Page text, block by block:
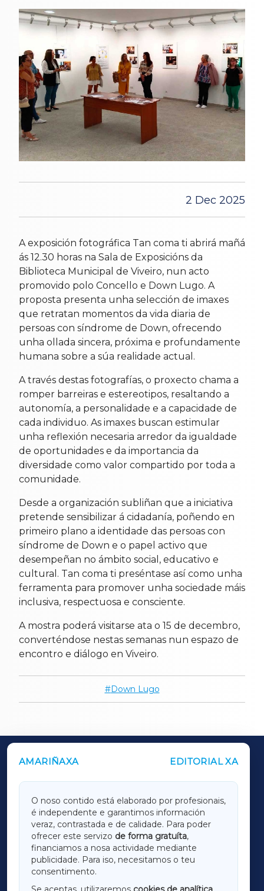
2 Dec 2025
A exposición fotográfica Tan coma ti abrirá mañá
ás 12.30 horas na Sala de Exposicións da
Biblioteca Municipal de Viveiro, nun acto
promovido polo Concello e Down Lugo. A
proposta presenta unha selección de imaxes
que retratan momentos da vida diaria de
persoas con síndrome de Down, ofrecendo
unha ollada sincera, próxima e profundamente
humana sobre a súa realidade actual.
A través destas fotografías, o proxecto chama a
romper barreiras e estereotipos, resaltando a
autonomía, a personalidade e a capacidade de
cada individuo. As imaxes buscan estimular
unha reflexión necesaria arredor da igualdade
de oportunidades e da importancia da
diversidade como valor compartido por toda a
comunidade.
Desde a organización subliñan que a iniciativa
pretende sensibilizar á cidadanía, poñendo en
primeiro plano a identidade das persoas con
síndrome de Down e o papel activo que
desempeñan no ámbito social, educativo e
cultural. Tan coma ti preséntase así como unha
ferramenta para promover unha sociedade máis
inclusiva, respectuosa e consciente.
A mostra poderá visitarse ata o 15 de decembro,
converténdose nestas semanas nun espazo de
encontro e diálogo en Viveiro.
Down Lugo
AMARIÑAXA EDITORIAL XA
O noso contido está elaborado por profesionais,
é independente e garantimos información
veraz, contrastada e de calidade. Para poder
ofrecer este servizo de forma gratuíta,
financiamos a nosa actividade mediante
publicidade. Para iso, necesitamos o teu
consentimento.
OUTROS PERIÓDICOS
LUGOXA
TERRACHAXA